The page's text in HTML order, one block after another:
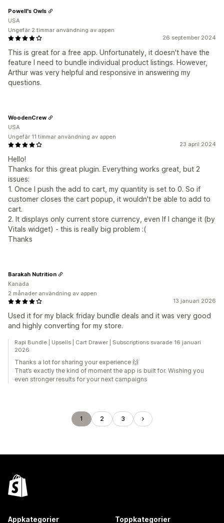
26 september 2024
This is great for a free app. Unfortunately, it doesn't have the
feature I need to bundle individual product listings. However,
Arthur was very helpful and responsive in answering my
questions.
Powell's Owls
USA
Ungefär 2 timmar användning av appen
23 april 2024
Hello!
Thanks for this great plugin. Everything works great, but 2
issues:
1. Once I push the add to cart, my quantity is set to 0. So if
customer closes the cart popup, it wouldn't be able to add to
cart.
2. It displays only current store currency, even If I change it (by
Vitals widget) - this is really big problem :(
Thanks
WoodenCrew
USA
Ungefär 11 timmar användning av appen
13 januari 2026
Used it for my black friday bundle deals and it was very good
and highly converting for my store.
Barakah Nutrition
Kanada
2 månader användning av appen
Rapi Bundle | Upsells | Cart Drawer | Subscriptions svarade 16 januari
2026
Thanks a lot for sharing your experience 🙌
That’s exactly the kind of moment the app is built for. Wishing you
even stronger results for your next campaigns
1 2 3
Appkategorier Toppkategorier